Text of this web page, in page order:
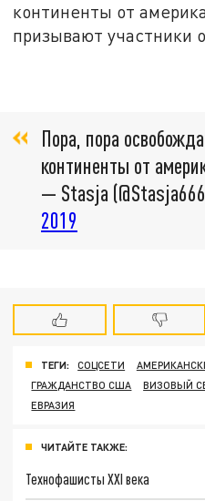
континенты от
призывают участники
Пора, пора
континенты от
— Stasja
2019
ТЕГИ: СОЦСЕТИ
ГРАЖДАНСТВО США
ВИЗОВЫЙ
ЕВРАЗИЯ
ЧИТАЙТЕ ТАКЖЕ:
Технофашисты XXI века